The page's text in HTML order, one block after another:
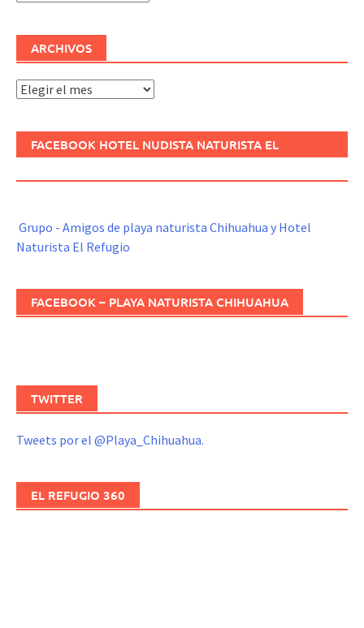
ARCHIVOS
Archivos
FACEBOOK HOTEL NUDISTA NATURISTA EL
Grupo - Amigos de playa naturista Chihuahua y Hotel
Naturista El Refugio
FACEBOOK – PLAYA NATURISTA CHIHUAHUA
TWITTER
Tweets por el @Playa_Chihuahua.
EL REFUGIO 360